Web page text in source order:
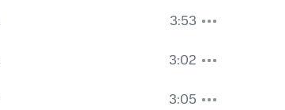
3:53
3:02
3:05